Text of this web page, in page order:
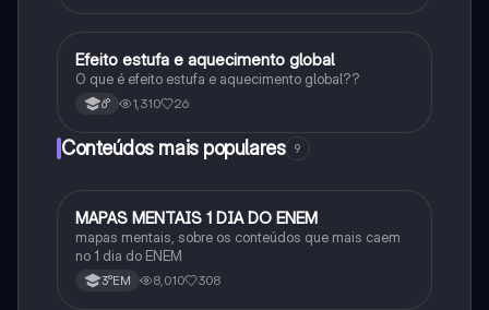
Ciência
Efeito estufa e aquecimento global
O que é efeito estufa e aquecimento global??
6° 1,310 26
Conteúdos mais populares 9
Português
MAPAS MENTAIS 1 DIA DO ENEM
mapas mentais, sobre os conteúdos que mais caem
no 1 dia do ENEM
3°EM 8,010 308